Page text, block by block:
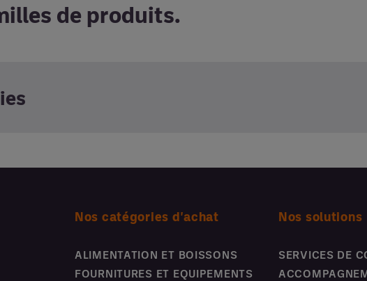
de produits.
Nos catégories d'achat
ALIMENTATION ET BOISSONS
FOURNITURES ET EQUIPEMENTS
Nos solutions
SERVICES DE